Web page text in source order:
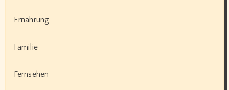
Ernährung
Familie
Fernsehen